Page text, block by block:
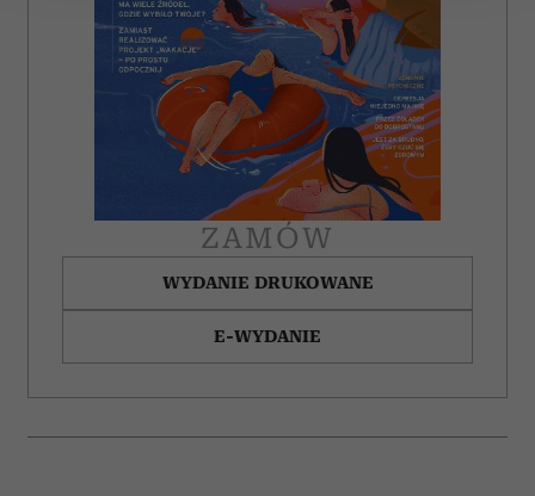
Wykorzystujemy pliki cookie do spersonalizowania treści
i reklam, aby oferować funkcje społecznościowe i
analizować ruch w naszej witrynie. Informacje o tym, jak
korzystasz z naszej witryny, udostępniamy partnerom
społecznościowym, reklamowym i analitycznym.
Partnerzy mogą połączyć te informacje z innymi danymi
otrzymanymi od Ciebie lub uzyskanymi podczas
korzystania z ich usług.ZAMÓW
WYDANIE DRUKOWANE
E-WYDANIE